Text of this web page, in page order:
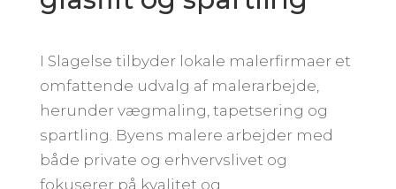
I Slagelse tilbyder lokale malerfirmaer et
omfattende udvalg af malerarbejde,
herunder vægmaling, tapetsering og
spartling. Byens malere arbejder med
både private og erhvervslivet og
fokuserer på kvalitet og